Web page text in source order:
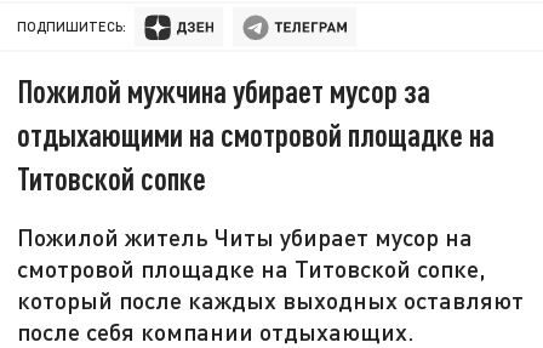
ПОДПИШИТЕСЬ:
Пожилой мужчина убирает мусор за
отдыхающими на смотровой площадке на
Титовской сопке
Пожилой житель Читы убирает мусор на
смотровой площадке на Титовской сопке,
который после каждых выходных оставляют
после себя компании отдыхающих.